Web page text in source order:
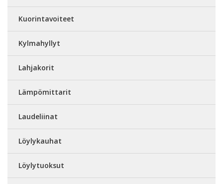
Kuorintavoiteet
Kylmahyllyt
Lahjakorit
Lämpömittarit
Laudeliinat
Löylykauhat
Löylytuoksut